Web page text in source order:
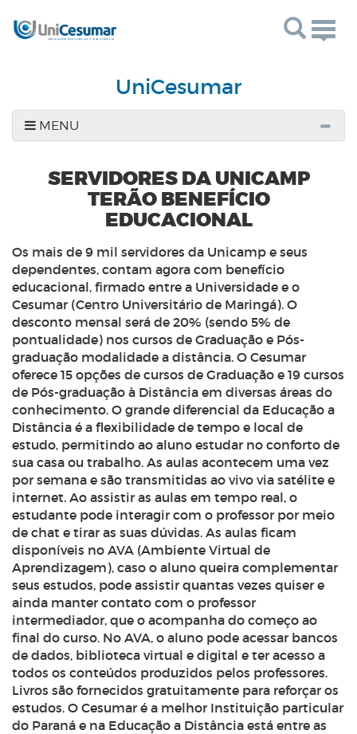
UniCesumar
MENU
SERVIDORES DA UNICAMP
TERÃO BENEFÍCIO
EDUCACIONAL
Os mais de 9 mil servidores da Unicamp e seus
dependentes, contam agora com benefício
educacional, firmado entre a Universidade e o
Cesumar (Centro Universitário de Maringá). O
desconto mensal será de 20% (sendo 5% de
pontualidade) nos cursos de Graduação e Pós-
graduação modalidade a distância. O Cesumar
oferece 15 opções de cursos de Graduação e 19 cursos
de Pós-graduação à Distância em diversas áreas do
conhecimento. O grande diferencial da Educação a
Distância é a flexibilidade de tempo e local de
estudo, permitindo ao aluno estudar no conforto de
sua casa ou trabalho. As aulas acontecem uma vez
por semana e são transmitidas ao vivo via satélite e
internet. Ao assistir as aulas em tempo real, o
estudante pode interagir com o professor por meio
de chat e tirar as suas dúvidas. As aulas ficam
disponíveis no AVA (Ambiente Virtual de
Aprendizagem), caso o aluno queira complementar
seus estudos, pode assistir quantas vezes quiser e
ainda manter contato com o professor
intermediador, que o acompanha do começo ao
final do curso. No AVA, o aluno pode acessar bancos
de dados, biblioteca virtual e digital e ter acesso a
todos os conteúdos produzidos pelos professores.
Livros são fornecidos gratuitamente para reforçar os
estudos. O Cesumar é a melhor Instituição particular
do Paraná e na Educação a Distância está entre as